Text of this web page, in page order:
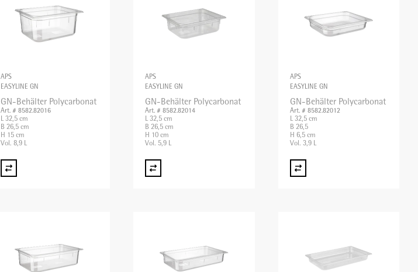
APS
EASYLINE GN
GN-Behälter Polycarbonat
Art. # 8582.82016
L 32,5 cm
B 26,5 cm
H 15 cm
Vol. 8,9 L
APS
EASYLINE GN
GN-Behälter Polycarbonat
Art. # 8582.82014
L 32,5 cm
B 26,5 cm
H 10 cm
Vol. 5,9 L
APS
EASYLINE GN
GN-Behälter Polycarbonat
Art. # 8582.82012
L 32,5 cm
B 26,5
H 6,5 cm
Vol. 3,9 L